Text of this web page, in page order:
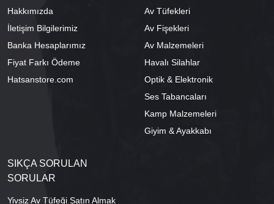
Hakkımızda
İletişim Bilgilerimiz
Banka Hesaplarımız
Fiyat Farkı Ödeme
Hatsanstore.com
Av Tüfekleri
Av Fişekleri
Av Malzemeleri
Havalı Silahlar
Optik & Elektronik
Ses Tabancaları
Kamp Malzemeleri
Giyim & Ayakkabı
SIKÇA SORULAN
SORULAR
Yivsiz Av Tüfeği Satın Almak